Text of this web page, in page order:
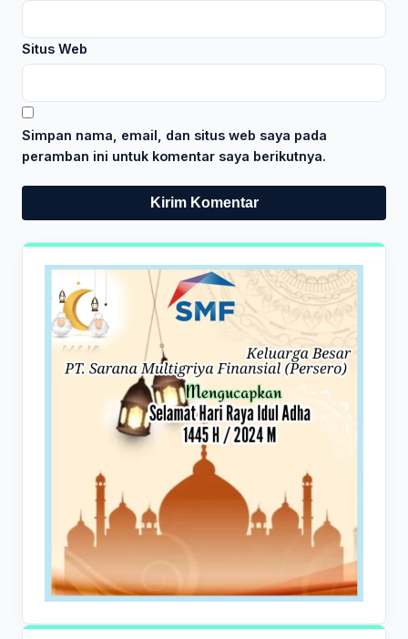
Situs Web
Simpan nama, email, dan situs web saya pada
peramban ini untuk komentar saya berikutnya.